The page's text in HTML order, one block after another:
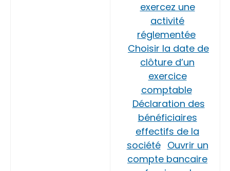
exercez une
activité
réglementée
Choisir la date de
clôture d’un
exercice
comptable
Déclaration des
bénéficiaires
effectifs de la
société Ouvrir un
compte bancaire